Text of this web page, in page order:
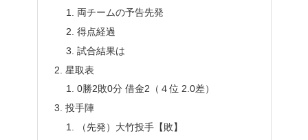
両チームの予告先発
得点経過
試合結果は
星取表
0勝2敗0分 借金2（４位 2.0差）
投手陣
（先発）大竹投手【敗】